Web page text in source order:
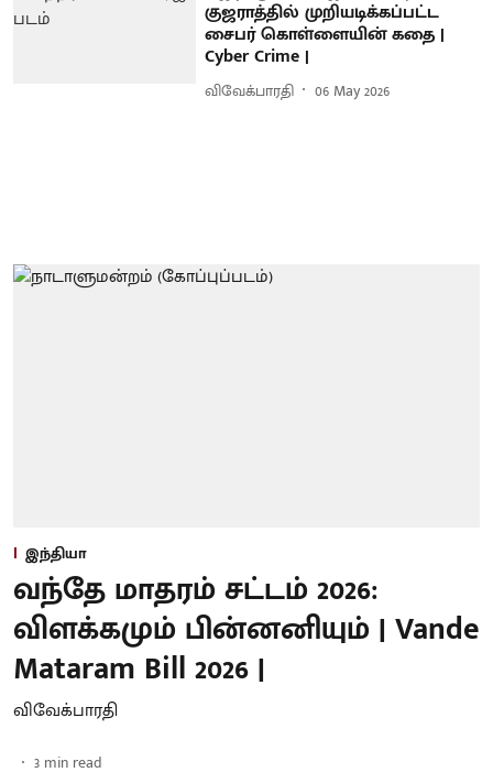
குஜராத்தில் முறியடிக்கப்பட்ட
சைபர் கொள்ளையின் கதை |
Cyber Crime |
விவேக்பாரதி 06 May 2026
இந்தியா
வந்தே மாதரம் சட்டம் 2026:
விளக்கமும் பின்னனியும் | Vande
Mataram Bill 2026 |
விவேக்பாரதி
3 min read